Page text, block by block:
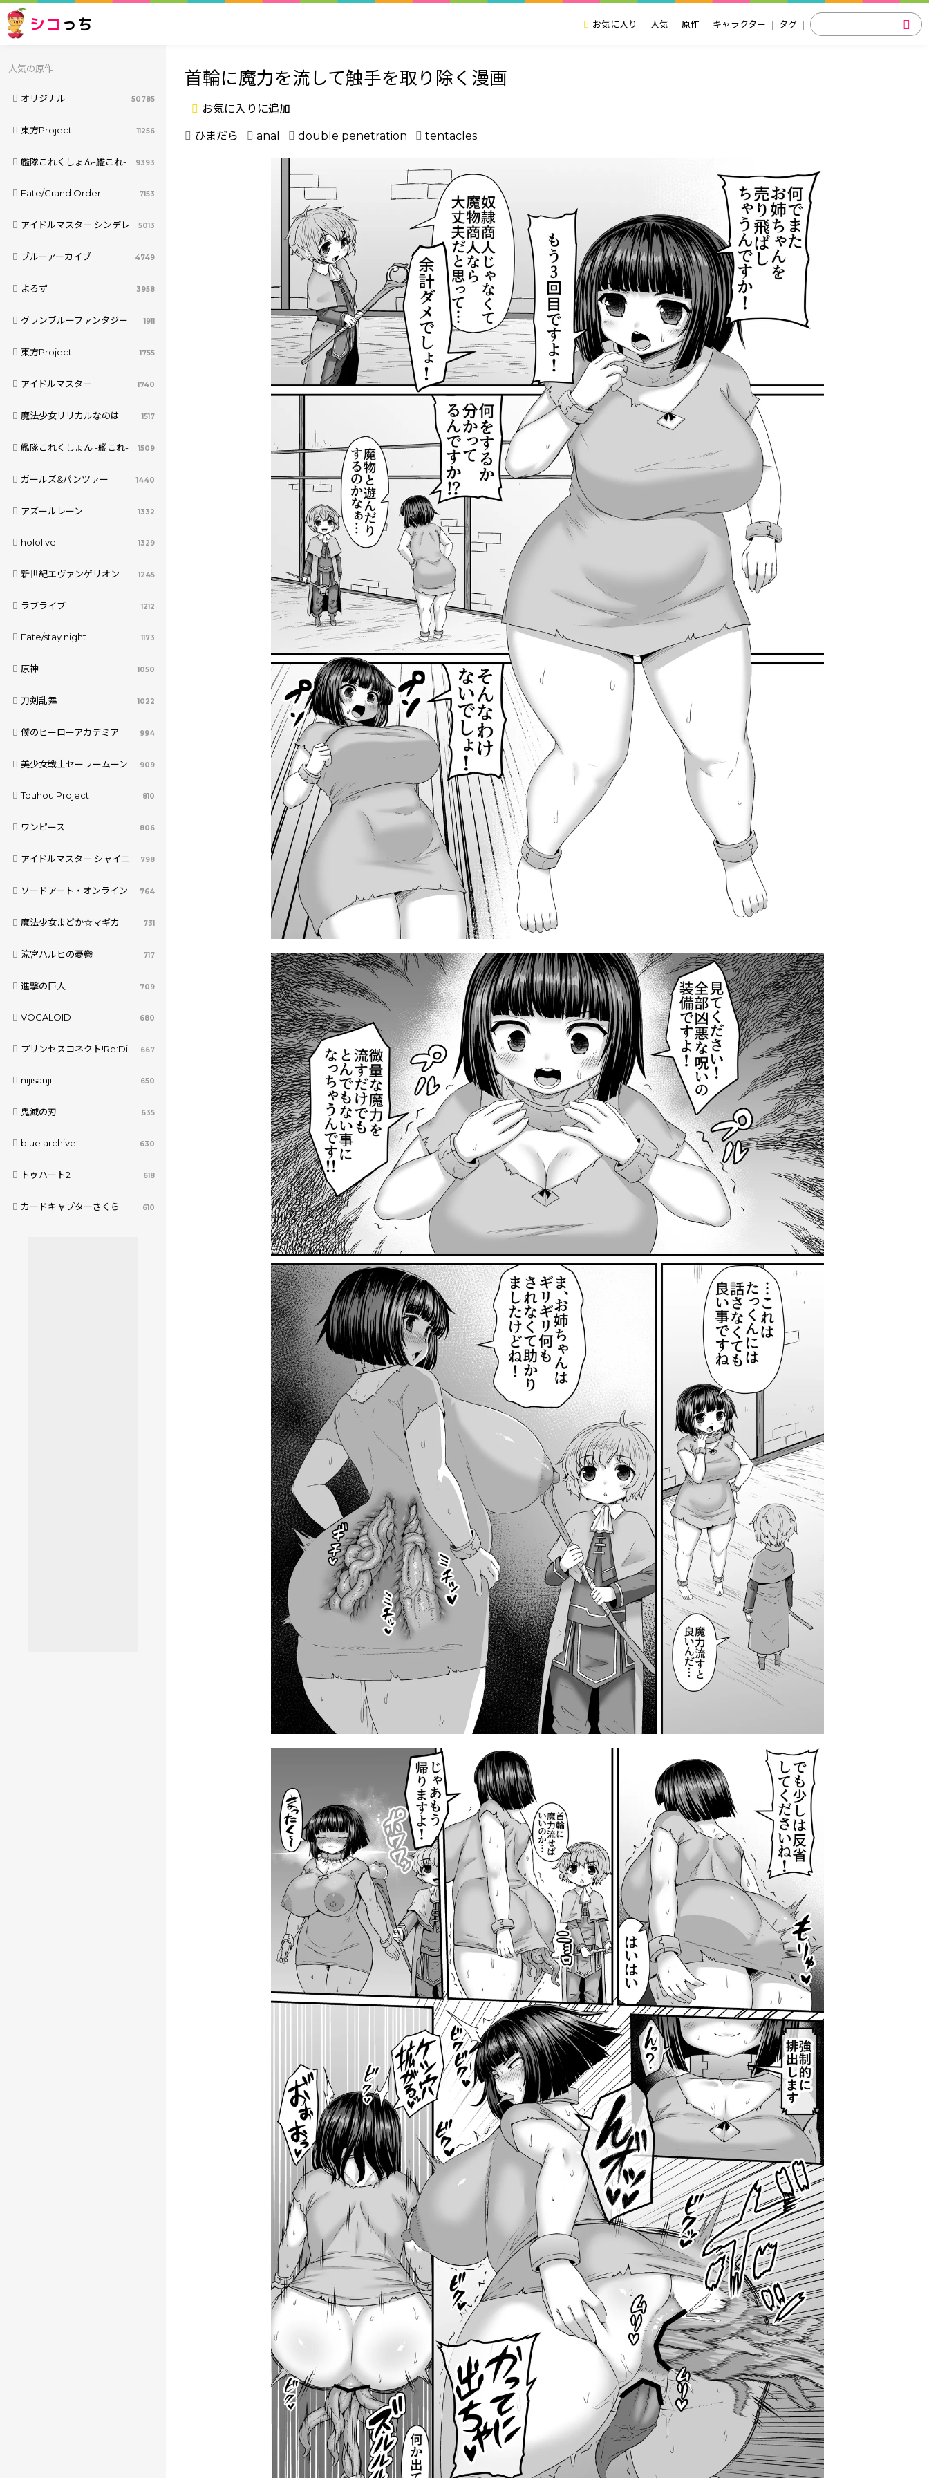
シコ っち お気に入り 人気 原作 キャラクター タグ
人気の原作
オリジナル 50785
東方Project 11256
艦隊これくしょん-艦これ- 9393
Fate/Grand Order 7153
アイドルマスター シンデレラガールズ 5013
ブルーアーカイブ 4749
よろず 3958
グランブルーファンタジー 1911
東方Project 1755
アイドルマスター 1740
魔法少女リリカルなのは 1517
艦隊これくしょん -艦これ- 1509
ガールズ&パンツァー 1440
アズールレーン 1332
hololive 1329
新世紀エヴァンゲリオン 1245
ラブライブ 1212
Fate/stay night 1173
原神 1050
刀剣乱舞 1022
僕のヒーローアカデミア 994
美少女戦士セーラームーン 909
Touhou Project 810
ワンピース 806
アイドルマスター シャイニーカラーズ 798
ソードアート・オンライン 764
魔法少女まどか☆マギカ 731
涼宮ハルヒの憂鬱 717
進撃の巨人 709
VOCALOID 680
プリンセスコネクト!Re:Dive 667
nijisanji 650
鬼滅の刃 635
blue archive 630
トゥハート2 618
カードキャプターさくら 610
首輪に魔力を流して触手を取り除く漫画
お気に入りに追加
ひまだら anal double penetration tentacles